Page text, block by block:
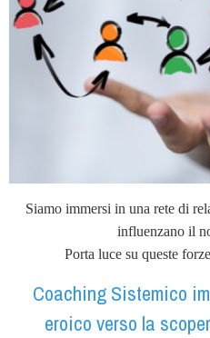
Siamo immersi in una rete di
influenzano il
Porta luce su queste
Coaching Sistemico
eroico verso la